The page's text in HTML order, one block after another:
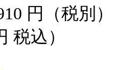
円（税別）
税込）